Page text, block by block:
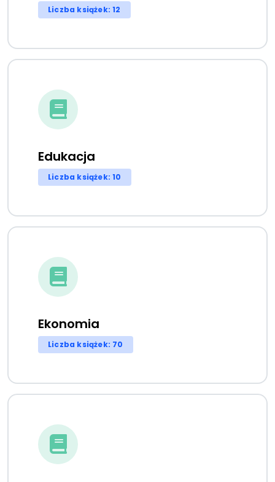
Liczba książek: 12
Edukacja
Liczba książek: 10
Ekonomia
Liczba książek: 70